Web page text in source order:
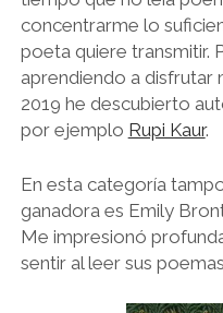
concentrarme lo
poeta quiere transmitir.
aprendiendo a disfrutar
2019 he descubierto
por ejemplo Rupi Kaur.
En esta categoría
ganadora es Emily
Me impresionó
sentir al leer sus